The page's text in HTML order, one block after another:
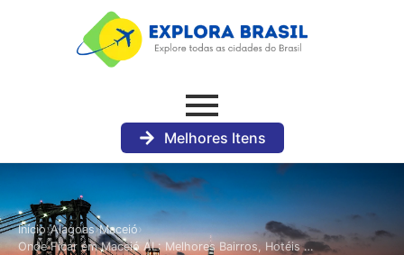
Melhores Itens
Início›Alagoas›Maceió›
Onde Ficar em Maceió AL: Melhores Bairros, Hotéis …